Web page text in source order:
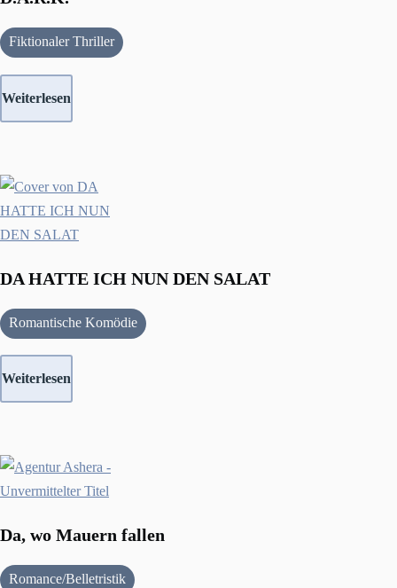
Fiktionaler Thriller
Weiterlesen
DA HATTE ICH NUN DEN SALAT
Romantische Komödie
Weiterlesen
Da, wo Mauern fallen
Romance/Belletristik